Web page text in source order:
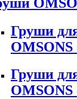
Груши
OMSONS
Груши
OMSONS